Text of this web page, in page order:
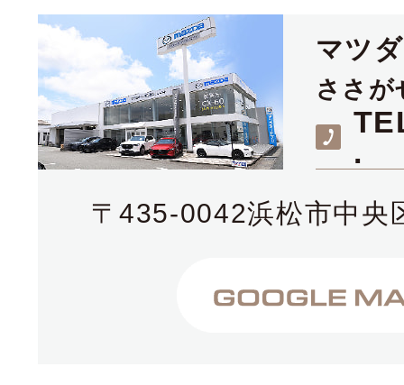
マツ
ささが
〒435-0042浜松市中央
.